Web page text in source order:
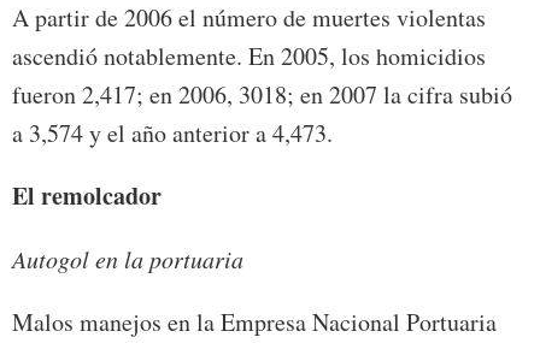
A partir de 2006 el número de muertes violentas
ascendió notablemente. En 2005, los homicidios
fueron 2,417; en 2006, 3018; en 2007 la cifra subió
a 3,574 y el año anterior a 4,473.
El remolcador
Autogol en la portuaria
Malos manejos en la Empresa Nacional Portuaria